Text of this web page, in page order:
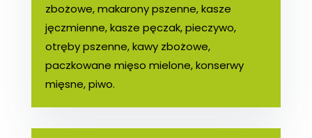
zbożowe, makarony pszenne, kasze
jęczmienne, kasze pęczak, pieczywo,
otręby pszenne, kawy zbożowe,
paczkowane mięso mielone, konserwy
mięsne, piwo.